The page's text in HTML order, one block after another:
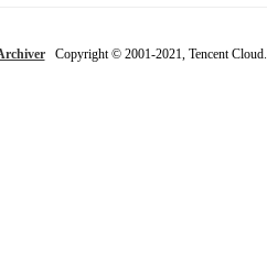
Copyright © 2001-2021, Tencent Cloud.